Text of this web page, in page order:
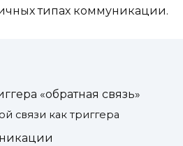
типах коммуникации.
«обратная связь»
связи как триггера